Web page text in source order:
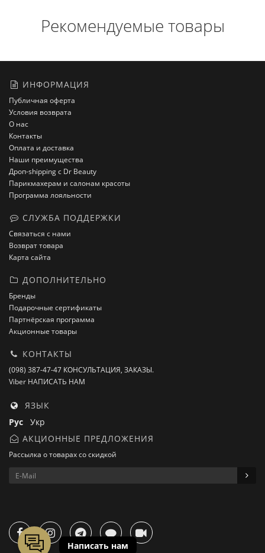
Рекомендуемые товары
ИНФОРМАЦИЯ
Публичная оферта
Условия возврата
О нас
Контакты
Оплата и доставка
Наши преимущества
Дроп-shipping с Dr Beauty
Парикмахерам и салонам красоты
Программа лояльности
СЛУЖБА ПОДДЕРЖКИ
Связаться с нами
Возврат товара
Карта сайта
ДОПОЛНИТЕЛЬНО
Бренды
Подарочные сертификаты
Партнёрская программа
Акционные товары
КОНТАКТЫ
(098) 387-47-47 КОНСУЛЬТАЦИЯ, ЗАКАЗЫ.
Viber НАПИСАТЬ НАМ
ЯЗЫК
Рус Укр
АКЦИОННЫЕ ПРЕДЛОЖЕНИЯ
Рассылка о товарах со скидкой